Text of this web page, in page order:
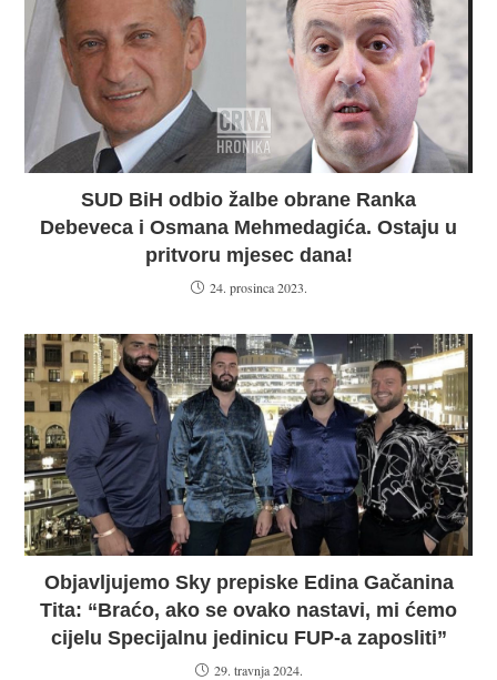
SUD BiH odbio žalbe obrane Ranka
Debeveca i Osmana Mehmedagića. Ostaju u
pritvoru mjesec dana!
24. prosinca 2023.
Objavljujemo Sky prepiske Edina Gačanina
Tita: “Braćo, ako se ovako nastavi, mi ćemo
cijelu Specijalnu jedinicu FUP-a zaposliti”
29. travnja 2024.